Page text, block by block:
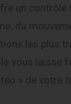
un contrôle
du
les plus
vous laisse
» de votre